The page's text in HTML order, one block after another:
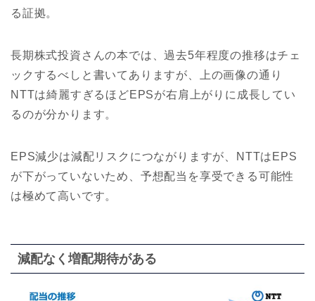
る証拠。
長期株式投資さんの本では、過去5年程度の推移はチェ
ックするべしと書いてありますが、上の画像の通り
NTTは綺麗すぎるほどEPSが右肩上がりに成長してい
るのが分かります。
EPS減少は減配リスクにつながりますが、NTTはEPS
が下がっていないため、予想配当を享受できる可能性
は極めて高いです。
減配なく増配期待がある